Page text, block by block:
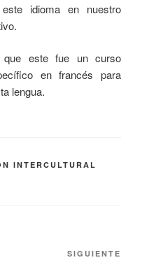
idioma en nuestro
que este fue un curso
en francés para
lengua.
INTERCULTURAL
SIGUIENTE